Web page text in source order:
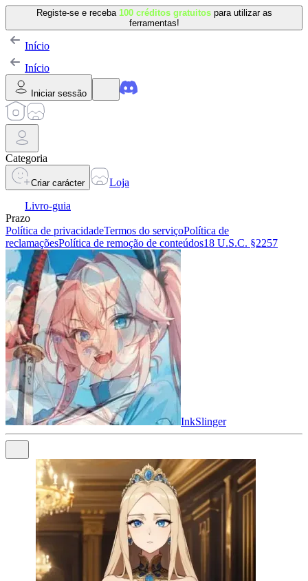
Registe-se e receba 100 créditos gratuitos para utilizar as
ferramentas!
Início
Início
Iniciar sessão
Categoria
Criar carácter
Loja
Livro-guia
Prazo
Política de privacidadeTermos do serviçoPolítica de
reclamaçõesPolítica de remoção de conteúdos18 U.S.C. §2257
InkSlinger